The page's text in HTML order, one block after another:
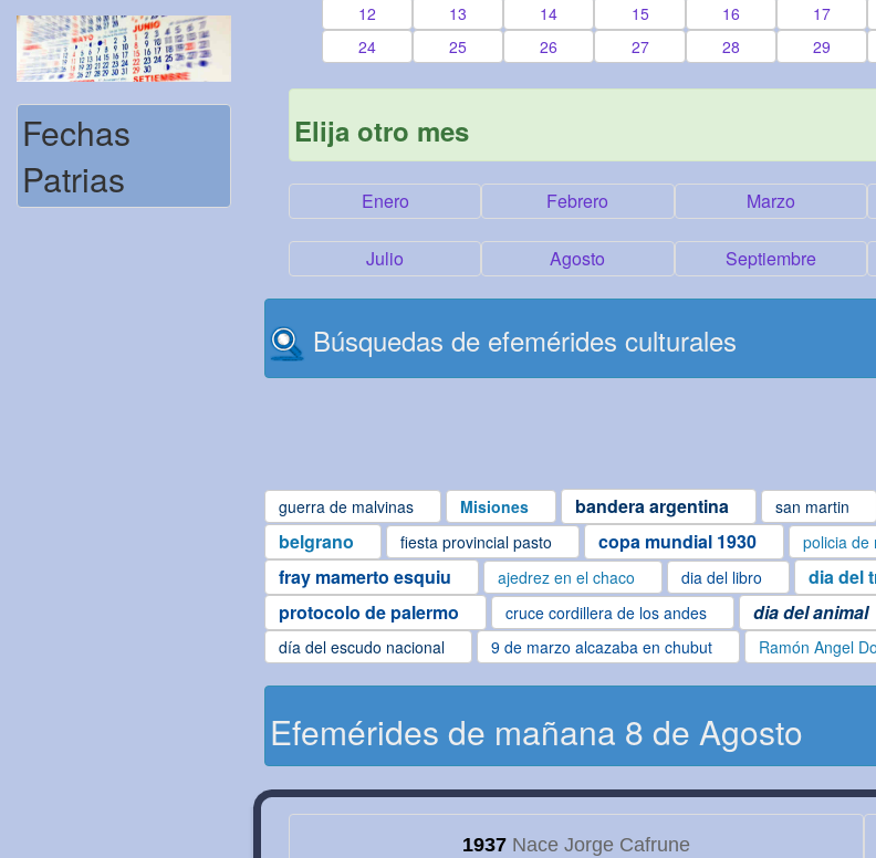
Fechas
Patrias
12
13 14 15 16 17
24
25 26 27 28 29
Elija otro mes
Enero Febrero Marzo
Julio Agosto Septiembre
Búsquedas de efemérides culturales
guerra de malvinas Misiones bandera argentina san martin
belgrano fiesta provincial pasto copa mundial 1930 policia de
fray mamerto esquiu ajedrez en el chaco dia del libro dia del
protocolo de palermo cruce cordillera de los andes dia del animal
día del escudo nacional
9 de marzo alcazaba en chubut Ramón Angel
Efemérides de mañana 8 de Agosto
1937Nace Jorge Cafrune